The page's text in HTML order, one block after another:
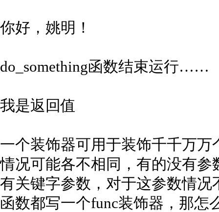
你好，姚明！
do_something函数结束运行……
我是返回值
一个装饰器可用于装饰千千万
情况可能各不相同，有的没有
有关键字参数，对于这参数情
函数都写一个func装饰器，那怎